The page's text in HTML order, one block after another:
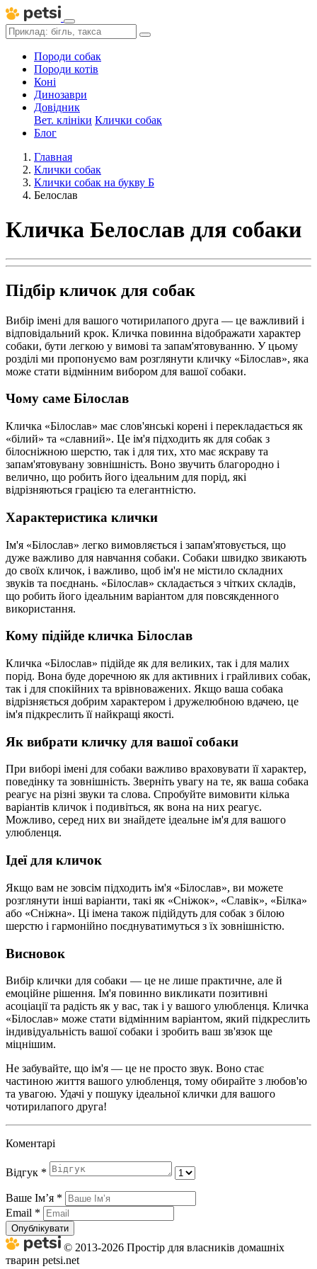
Породи собак
Породи котів
Коні
Динозаври
Довідник
Вет. клініки Клички собак
Блог
Главная
Клички собак
Клички собак на букву Б
Белослав
Кличка Белослав для собаки
Підбір кличок для собак
Вибір імені для вашого чотирилапого друга — це важливий і
відповідальний крок. Кличка повинна відображати характер
собаки, бути легкою у вимові та запам'ятовуванню. У цьому
розділі ми пропонуємо вам розглянути кличку «Білослав», яка
може стати відмінним вибором для вашої собаки.
Чому саме Білослав
Кличка «Білослав» має слов'янські корені і перекладається як
«білий» та «славний». Це ім'я підходить як для собак з
білосніжною шерстю, так і для тих, хто має яскраву та
запам'ятовувану зовнішність. Воно звучить благородно і
велично, що робить його ідеальним для порід, які
відрізняються грацією та елегантністю.
Характеристика клички
Ім'я «Білослав» легко вимовляється і запам'ятовується, що
дуже важливо для навчання собаки. Собаки швидко звикають
до своїх кличок, і важливо, щоб ім'я не містило складних
звуків та поєднань. «Білослав» складається з чітких складів,
що робить його ідеальним варіантом для повсякденного
використання.
Кому підійде кличка Білослав
Кличка «Білослав» підійде як для великих, так і для малих
порід. Вона буде доречною як для активних і грайливих собак,
так і для спокійних та врівноважених. Якщо ваша собака
відрізняється добрим характером і дружелюбною вдачею, це
ім'я підкреслить її найкращі якості.
Як вибрати кличку для вашої собаки
При виборі імені для собаки важливо враховувати її характер,
поведінку та зовнішність. Зверніть увагу на те, як ваша собака
реагує на різні звуки та слова. Спробуйте вимовити кілька
варіантів кличок і подивіться, як вона на них реагує.
Можливо, серед них ви знайдете ідеальне ім'я для вашого
улюбленця.
Ідеї для кличок
Якщо вам не зовсім підходить ім'я «Білослав», ви можете
розглянути інші варіанти, такі як «Сніжок», «Славік», «Білка»
або «Сніжна». Ці імена також підійдуть для собак з білою
шерстю і гармонійно поєднуватимуться з їх зовнішністю.
Висновок
Вибір клички для собаки — це не лише практичне, але й
емоційне рішення. Ім'я повинно викликати позитивні
асоціації та радість як у вас, так і у вашого улюбленця. Кличка
«Білослав» може стати відмінним варіантом, який підкреслить
індивідуальність вашої собаки і зробить ваш зв'язок ще
міцнішим.
Не забувайте, що ім'я — це не просто звук. Воно стає
частиною життя вашого улюбленця, тому обирайте з любов'ю
та увагою. Удачі у пошуку ідеальної клички для вашого
чотирилапого друга!
Коментарі
Відгук *
Ваше Імʼя *
Email *
Опублікувати
© 2013-2026 Простір для власників домашніх
тварин petsi.net